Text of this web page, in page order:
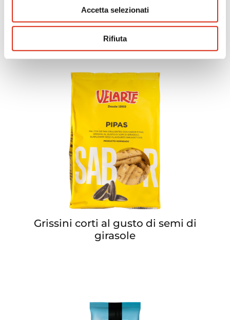
Accetta selezionati
Rifiuta
Bocconcini di pomodoro e origano
Grissini corti al gusto di semi di
girasole